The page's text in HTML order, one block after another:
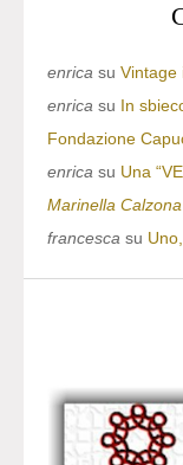
enrica su Vintage
enrica su In
Fondazione
enrica su Una
Marinella Calzona
francesca su